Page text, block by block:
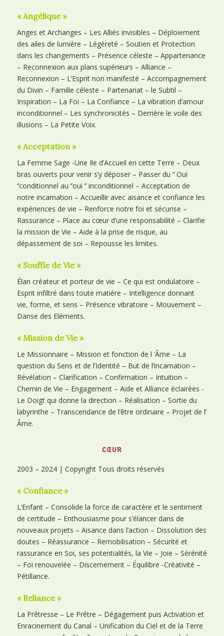
« Angélique »
Anges et Archanges – Les Alliés invisibles – Déploiement
des ailes de lumière – Légèreté – Soutien et Protection
dans les changements – Présence céleste – Appartenance
– Reconnexion aux plans supérieurs – Alliance –
Reconnexion – L’Esprit non manifesté – Accompagnement
du Divin – Famille céleste – Partenariat – le Subtil –
Inspiration – La Foi – La Confiance – La vibration d’amour
inconditionnel – Les synchronicités – Derrière le voile des
illusions – La Petite Voix.
« Acceptation »
La Femme Sage -Une Ile d’Accueil en cette Terre – Deux
bras ouverts pour venir s’y déposer – Passer du ‘’ Oui
‘’conditionnel au ‘’oui ‘’ inconditionnel – Acceptation de
notre incarnation – Accueillir avec aisance et confiance les
expériences de vie – Renforce notre foi et sécurise –
Rassurance – Place au cœur d’une responsabilité – Clarifie
la mission de Vie – Aide à la prise de risque, au
dépassement de soi – Repousse les limites.
« Souffle de Vie »
Élan créateur et porteur de vie – Ce qui est ondulatoire –
Esprit infiltré dans toute matière – Intelligence donnant
vie, forme, et sens – Présence vibratoire – Mouvement –
Danse des Eléments.
« Mission de Vie »
Le Missionnaire – Mission et fonction de l ’Âme – La
question du Sens et de l’Identité – But de l’incarnation –
Révélation – Clarification – Confirmation – Intuition –
Chemin de Vie – Engagement – Aide et Alliance éclairées -
Le Doigt qui donne la direction – Réalisation – Sortie du
labyrinthe – Transcendance de l’être ordinaire – Projet de l’
Âme.
CŒUR
2003 – 2024 | Copyright Tous droits réservés
« Confiance »
L’Enfant – Consolide la force de caractère et le sentiment
de certitude – Enthousiasme pour s’élancer dans de
nouveaux projets – Aisance dans l’action – Dissolution des
doutes – Réassurance – Remobilisation – Sécurité et
rassurance en Soi, ses potentialités, la Vie – Joie – Sérénité
– Foi renouvelée – Discernement – Équilibre -Créativité –
Pétillance.
« Reliance »
La Prêtresse – Le Prêtre – Dégagement puis Activation et
Enracinement du Canal – Unification du Ciel et de la Terre